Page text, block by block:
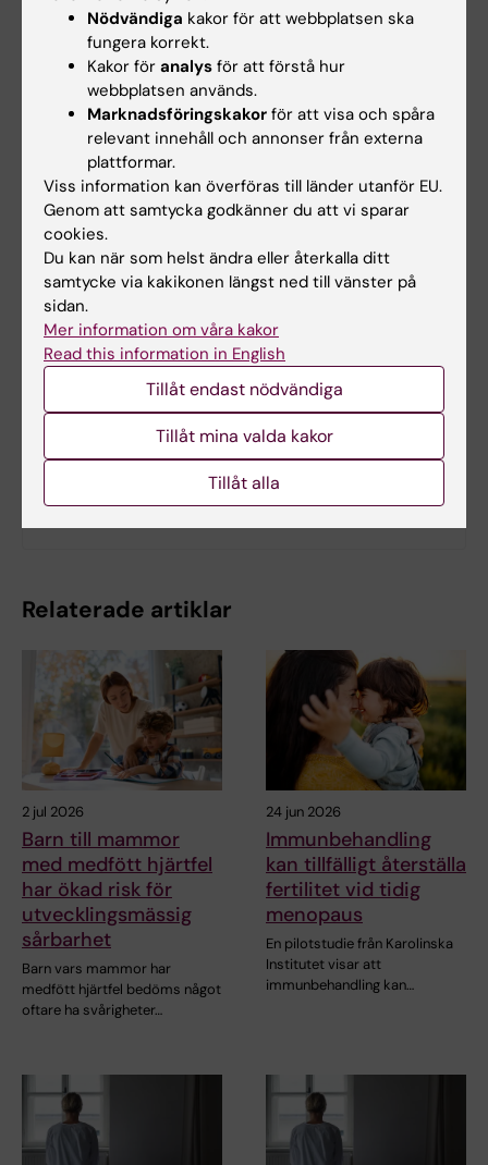
Wollmann, Jonathan M Snowden, Neda Razaz,
JAMA , online 25 november 2024, doi:
10.1001/jama.2024.20957.
Tags
Graviditet och förlossning
Uppdaterad av:
Felicia Lindberg 2024-11-26
Dela
Relaterade artiklar
2 jul 2026
Barn till mammor
med medfött hjärtfel
har ökad risk för
utvecklingsmässig
sårbarhet
Barn vars mammor har
medfött hjärtfel bedöms något
oftare ha svårigheter…
24 jun 2026
Immunbehandling
kan tillfälligt återställa
fertilitet vid tidig
menopaus
En pilotstudie från Karolinska
Institutet visar att
immunbehandling kan…
Nödvändiga kakor för att webbplatsen ska
fungera korrekt.
Kakor för analys för att förstå hur
webbplatsen används.
Marknadsföringskakor för att visa och spåra
relevant innehåll och annonser från externa
plattformar.
Viss information kan överföras till länder utanför EU.
Genom att samtycka godkänner du att vi sparar
cookies.
Du kan när som helst ändra eller återkalla ditt
samtycke via kakikonen längst ned till vänster på
sidan.
Mer information om våra kakor
Read this information in English
Tillåt endast nödvändiga
Tillåt mina valda kakor
Tillåt alla